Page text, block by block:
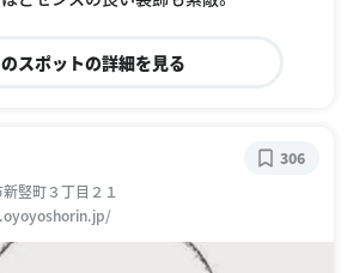
スポットの詳細を見る
竪町３丁目２１
306